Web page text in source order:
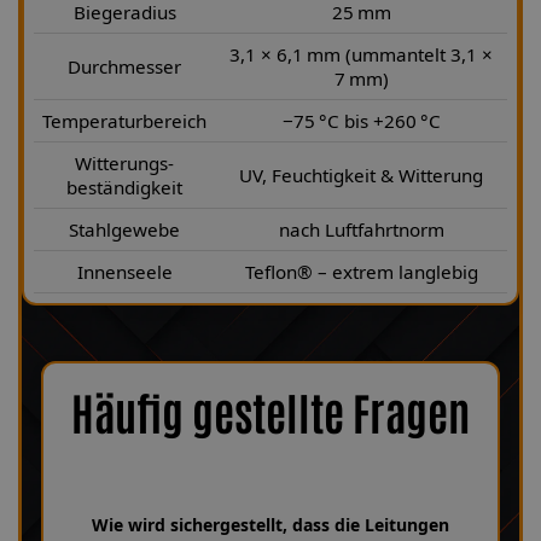
Biegeradius 25 mm
Durchmesser
3,1 × 6,1 mm (ummantelt 3,1 ×
7 mm)
Temperaturbereich
−75 °C bis +260 °C
Witterungs-
beständigkeit
UV, Feuchtigkeit & Witterung
Stahlgewebe
nach Luftfahrtnorm
Innenseele
Teflon® – extrem langlebig
Häufig gestellte Fragen
Wie wird sichergestellt, dass die Leitungen